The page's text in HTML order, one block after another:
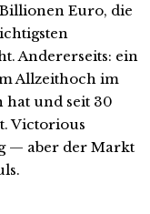
Euro, die
Andererseits: ein
Allzeithoch im
hat und seit 30
Victorious
— aber der Markt